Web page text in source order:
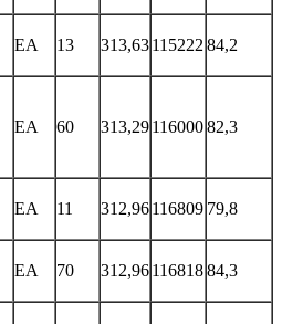
EA 13 313,6311522284,2
EA 60 313,2911600082,3
EA 11 312,96116809 79,8
EA 70 312,9611681884,3